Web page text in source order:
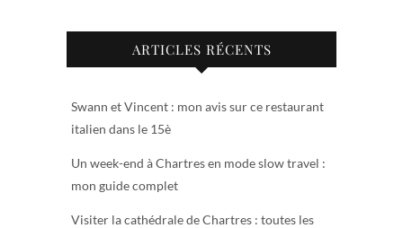
ARTICLES RÉCENTS
Swann et Vincent : mon avis sur ce restaurant
italien dans le 15è
Un week-end à Chartres en mode slow travel :
mon guide complet
Visiter la cathédrale de Chartres : toutes les